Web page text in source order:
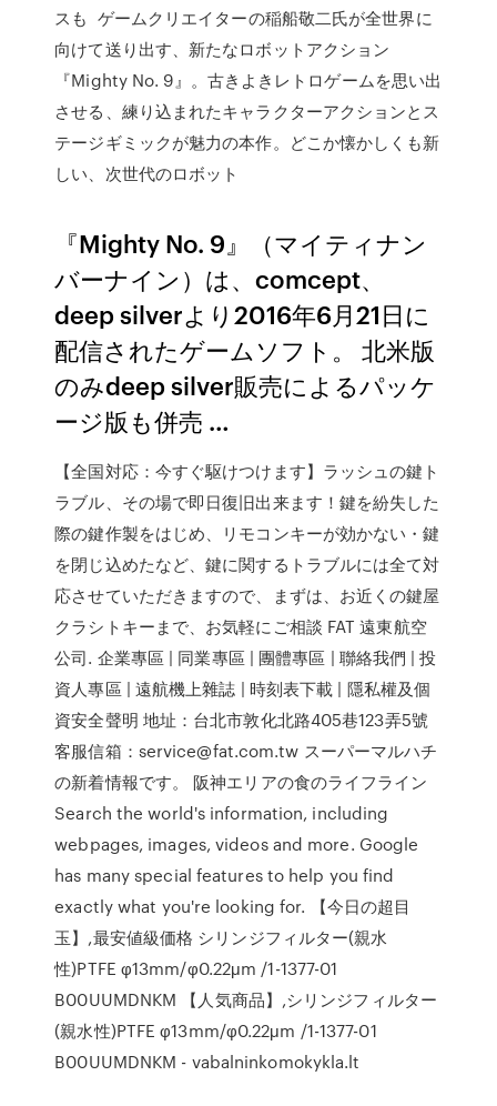
スも ゲームクリエイターの稲船敬二氏が全世界に
向けて送り出す、新たなロボットアクション
『Mighty No. 9』。古きよきレトロゲームを思い出
させる、練り込まれたキャラクターアクションとス
テージギミックが魅力の本作。どこか懐かしくも新
しい、次世代のロボット
『Mighty No. 9』（マイティナン
バーナイン）は、comcept、
deep silverより2016年6月21日に
配信されたゲームソフト。 北米版
のみdeep silver販売によるパッケ
ージ版も併売 …
【全国対応：今すぐ駆けつけます】ラッシュの鍵ト
ラブル、その場で即日復旧出来ます！鍵を紛失した
際の鍵作製をはじめ、リモコンキーが効かない・鍵
を閉じ込めたなど、鍵に関するトラブルには全て対
応させていただきますので、まずは、お近くの鍵屋
クラシトキーまで、お気軽にご相談 FAT 遠東航空
公司. 企業專區 | 同業專區 | 團體專區 | 聯絡我們 | 投
資人專區 | 遠航機上雜誌 | 時刻表下載 | 隱私權及個
資安全聲明 地址：台北市敦化北路405巷123弄5號
客服信箱：service@fat.com.tw スーパーマルハチ
の新着情報です。 阪神エリアの食のライフライン
Search the world's information, including
webpages, images, videos and more. Google
has many special features to help you find
exactly what you're looking for. 【今日の超目
玉】,最安値級価格 シリンジフィルター(親水
性)PTFE φ13mm/φ0.22μm /1-1377-01
B00UUMDNKM 【人気商品】,シリンジフィルター
(親水性)PTFE φ13mm/φ0.22μm /1-1377-01
B00UUMDNKM - vabalninkomokykla.lt